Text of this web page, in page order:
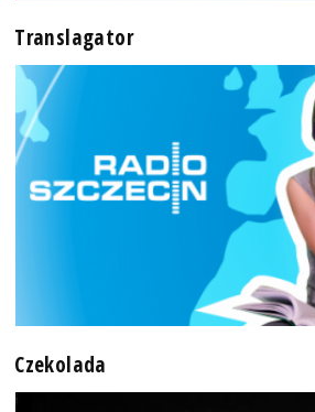
Translagator
Czekolada